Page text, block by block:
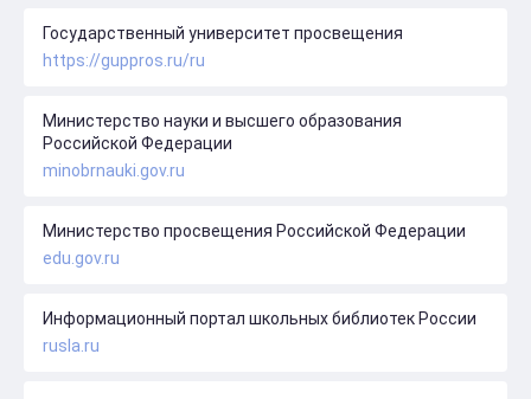
Государственный университет просвещения
https://guppros.ru/ru
Министерство науки и высшего образования
Российской Федерации
minobrnauki.gov.ru
Министерство просвещения Российской Федерации
edu.gov.ru
Информационный портал школьных библиотек России
rusla.ru